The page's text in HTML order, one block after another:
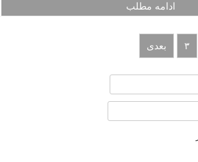
ادامه مطلب
۳ بعدی